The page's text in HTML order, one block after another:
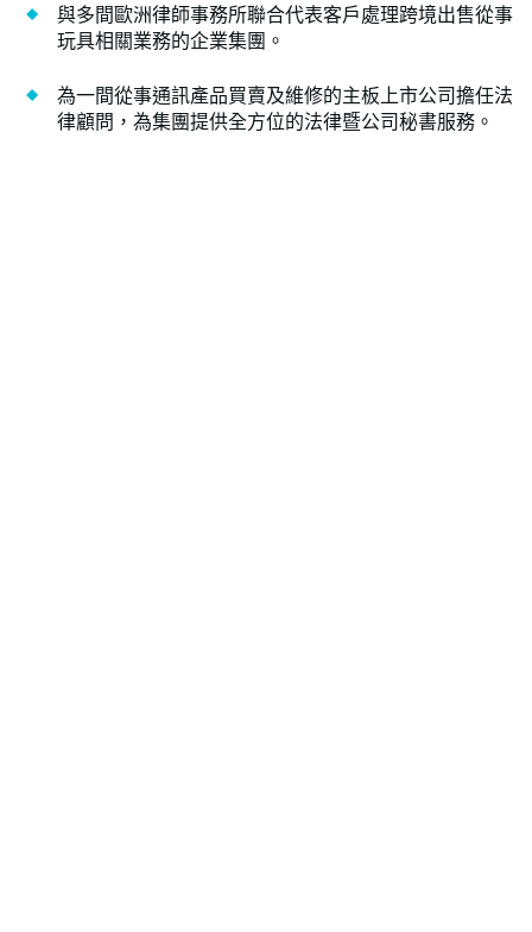
與多間歐洲律師事務所聯合代表客戶處理跨境出售從事
玩具相關業務的企業集團。
為一間從事通訊產品買賣及維修的主板上市公司擔任法
律顧問，為集團提供全方位的法律暨公司秘書服務。